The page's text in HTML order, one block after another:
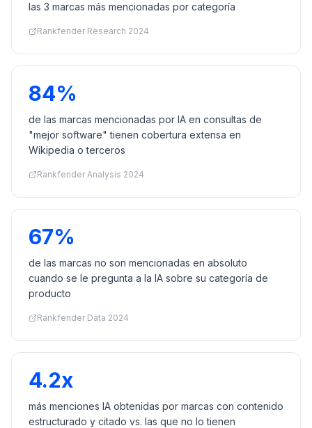
las 3 marcas más mencionadas por categoría
Rankfender Research 2024
84%
de las marcas mencionadas por IA en consultas de
"mejor software" tienen cobertura extensa en
Wikipedia o terceros
Rankfender Analysis 2024
67%
de las marcas no son mencionadas en absoluto
cuando se le pregunta a la IA sobre su categoría de
producto
Rankfender Data 2024
4.2x
más menciones IA obtenidas por marcas con contenido
estructurado y citado vs. las que no lo tienen